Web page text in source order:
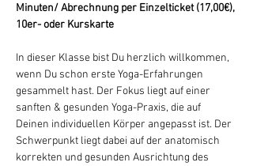
Minuten/ Abrechnung per Einzelticket (17,00€),
10er- oder Kurskarte
In dieser Klasse bist Du herzlich willkommen,
wenn Du schon erste Yoga-Erfahrungen
gesammelt hast. Der Fokus liegt auf einer
sanften & gesunden Yoga-Praxis, die auf
Deinen individuellen Körper angepasst ist. Der
Schwerpunkt liegt dabei auf der anatomisch
korrekten und gesunden Ausrichtung des